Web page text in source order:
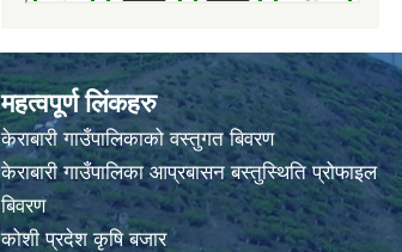
महत्वपूर्ण लिंकहरु
केराबारी गाउँपालिकाको वस्तुगत बिवरण
केराबारी गाउँपालिका आप्रबासन बस्तुस्थिति प्रोफाइल
बिवरण
कोशी प्रदेश कृषि बजार